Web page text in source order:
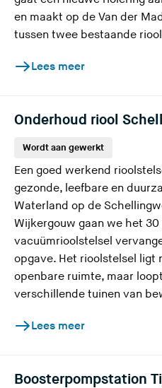
en maakt op de Van der
tussen twee bestaande
Lees meer
Onderhoud riool
Wordt aan gewerkt
Een goed werkend
gezonde, leefbare en
Waterland op de
Wijkergouw gaan we het 30
vacuümrioolstelsel
opgave. Het rioolstelsel ligt
openbare ruimte, maar
verschillende tuinen van
Lees meer
Boosterpompstation